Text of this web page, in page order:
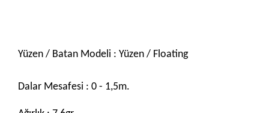
Yüzen / Batan Modeli : Yüzen / Floating
Dalar Mesafesi : 0 - 1,5m.